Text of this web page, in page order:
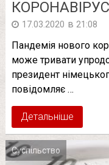
КОРОНАВІРУС
17.03.2020 в 21:08
Пандемія нового
може тривати
президент
повідомляє …
Детальніше
Суспільство